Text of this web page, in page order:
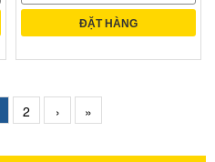
ĐẶT HÀNG
2 › »